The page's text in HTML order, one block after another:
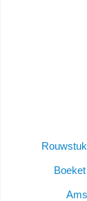
Rouwstuk
Boeket